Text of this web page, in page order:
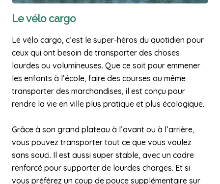
Le vélo cargo
Le vélo cargo, c’est le super-héros du quotidien pour
ceux qui ont besoin de transporter des choses
lourdes ou volumineuses. Que ce soit pour emmener
les enfants à l’école, faire des courses ou même
transporter des marchandises, il est conçu pour
rendre la vie en ville plus pratique et plus écologique.
Grâce à son grand plateau à l’avant ou à l’arrière,
vous pouvez transporter tout ce que vous voulez
sans souci. Il est aussi super stable, avec un cadre
renforcé pour supporter de lourdes charges. Et si
vous préférez un coup de pouce supplémentaire sur